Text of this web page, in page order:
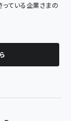
ている企業さまの